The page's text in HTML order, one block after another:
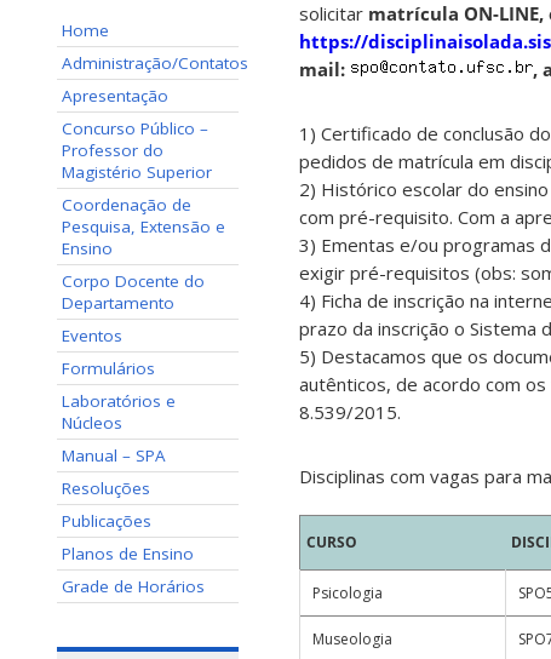
Home
Administração/Contatos
Apresentação
Concurso Público –
Professor do
Magistério Superior
Coordenação de
Pesquisa, Extensão e
Ensino
Corpo Docente do
Departamento
Eventos
Formulários
Laboratórios e
Núcleos
Manual – SPA
Resoluções
Publicações
Planos de Ensino
Grade de Horários
solicitar matrícula ON-
https://
mail:
,
1) Certificado de conclusão
pedidos de matrícula em
2) Histórico escolar do
com pré-requisito. Com a
3) Ementas e/ou programas
exigir pré-requisitos (obs:
4) Ficha de inscrição na
prazo da inscrição o Sistema
5) Destacamos que os
autênticos, de acordo com
8.539/2015.
Disciplinas com vagas para
CURSO
Psicologia
Museologia